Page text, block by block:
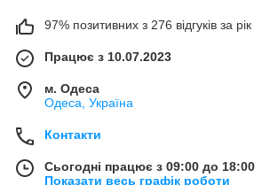
97% позитивних з 276 відгуків за рік
Працює з 10.07.2023
м. Одеса
Одеса, Україна
Контакти
Сьогодні працює з 09:00 до 18:00
Показати весь графік роботи